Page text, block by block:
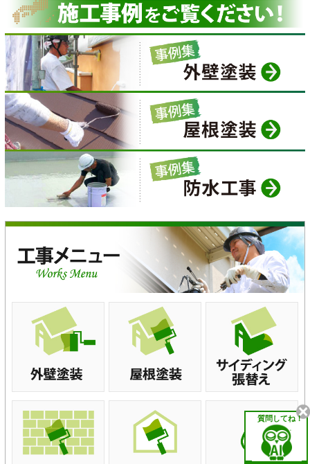
質問してね！